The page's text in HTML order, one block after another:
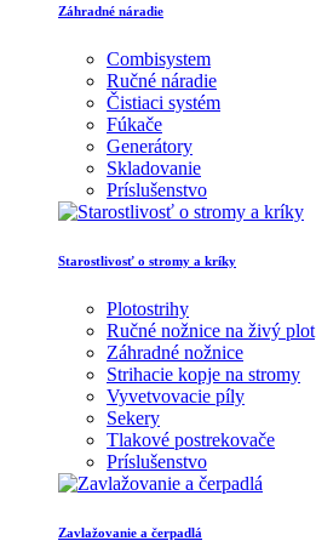
Záhradné náradie
Combisystem
Ručné náradie
Čistiaci systém
Fúkače
Generátory
Skladovanie
Príslušenstvo
Starostlivosť o stromy a kríky
Plotostrihy
Ručné nožnice na živý plot
Záhradné nožnice
Strihacie kopje na stromy
Vyvetvovacie píly
Sekery
Tlakové postrekovače
Príslušenstvo
Zavlažovanie a čerpadlá